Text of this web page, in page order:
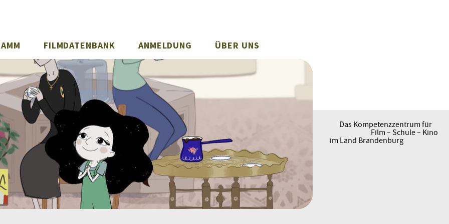
FILMDATENBANK ANMELDUNG ÜBER UNS
Das Kompetenzzentrum für
Film – Schule – Kino
im Land Brandenburg